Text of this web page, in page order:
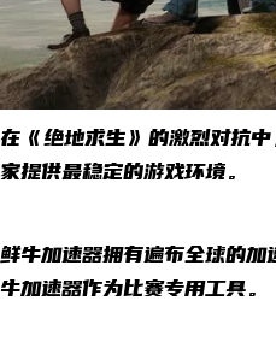
在《绝地求生》的激烈对抗
家提供最稳定的游戏环境。
鲜牛加速器拥有遍布全球的
牛加速器作为比赛专用工具。